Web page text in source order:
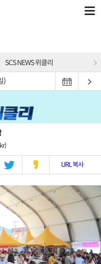
SCS NEWS 위클리
)
URL 복사